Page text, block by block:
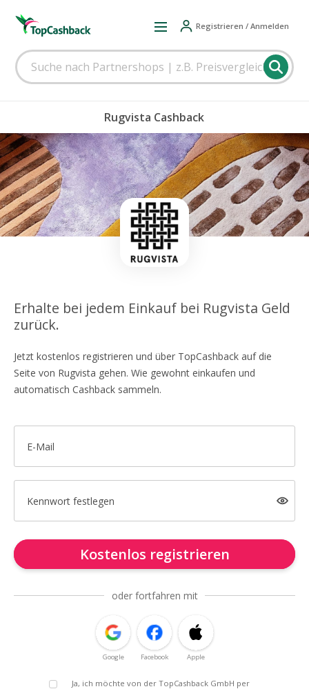
Registrieren / Anmelden
Rugvista Cashback
Erhalte bei jedem Einkauf bei Rugvista Geld
zurück.
Jetzt kostenlos registrieren und über TopCashback auf die
Seite von Rugvista gehen. Wie gewohnt einkaufen und
automatisch Cashback sammeln.
E-Mail
Kennwort festlegen
Kostenlos registrieren
oder fortfahren mit
Google Facebook Apple
Ja, ich möchte von der TopCashback GmbH per